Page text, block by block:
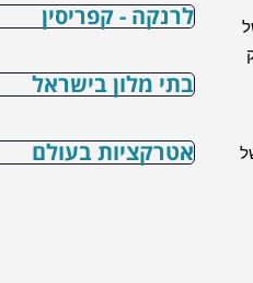
לרנקה - קפריסין
בתי מלון בישראל
אטרקציות בעולם